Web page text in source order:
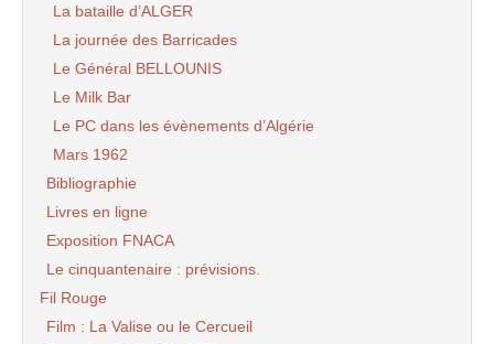
La bataille d’ALGER
La journée des Barricades
Le Général BELLOUNIS
Le Milk Bar
Le PC dans les évènements d’Algérie
Mars 1962
Bibliographie
Livres en ligne
Exposition FNACA
Le cinquantenaire : prévisions.
Fil Rouge
Film : La Valise ou le Cercueil